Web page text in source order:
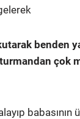
benden
çok
babasının